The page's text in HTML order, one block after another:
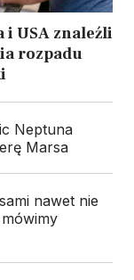
i USA znaleźli
rozpadu
Neptuna
Marsa
nawet nie